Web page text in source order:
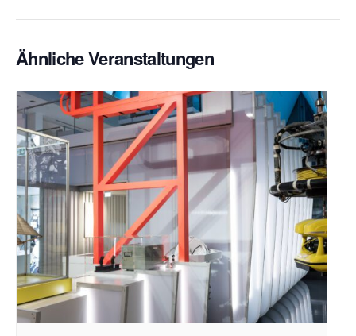
Ähnliche Veranstaltungen